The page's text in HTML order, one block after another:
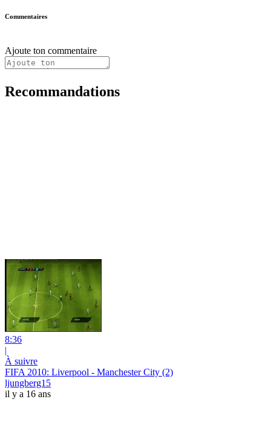
Commentaires
Ajoute ton commentaire
Recommandations
8:36
|
À suivre
FIFA 2010: Liverpool - Manchester City (2)
ljungberg15
il y a 16 ans